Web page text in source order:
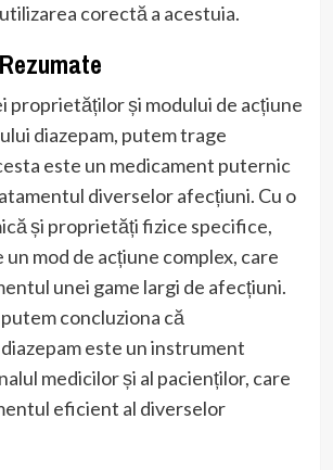
corectă a acestuia.
proprietăților și modului de acțiune
diazepam, putem trage
este un medicament puternic
diverselor afecțiuni. Cu o
și proprietăți fizice specifice,
un mod de acțiune complex, care
unei game largi de afecțiuni.
concluziona că
este un instrument
medicilor și al pacienților, care
eficient al diverselor